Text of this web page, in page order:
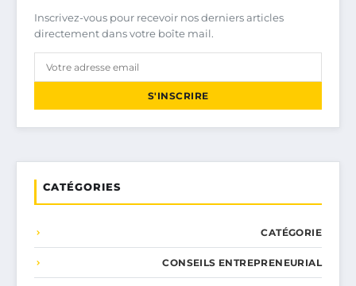
Inscrivez-vous pour recevoir nos derniers articles
directement dans votre boîte mail.
S'INSCRIRE
CATÉGORIES
CATÉGORIE
CONSEILS ENTREPRENEURIAL